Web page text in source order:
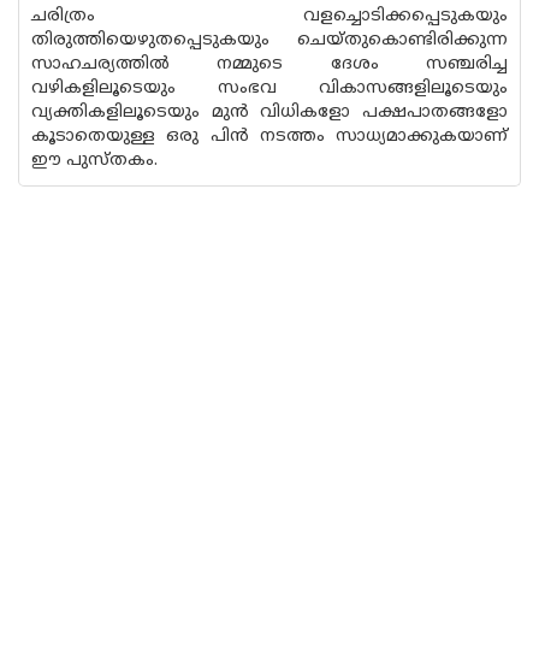
ചരിത്രം വളച്ചൊടിക്കപ്പെടുകയും
തിരുത്തിയെഴുതപ്പെടുകയും ചെയ്തുകൊണ്ടിരിക്കുന്ന
സാഹചര്യത്തില്‍ നമ്മുടെ ദേശം സഞ്ചരിച്ച
വഴികളിലൂടെയും സംഭവ വികാസങ്ങളിലൂടെയും
വ്യക്തികളിലൂടെയും മുന്‍ വിധികളോ പക്ഷപാതങ്ങളോ
കൂടാതെയുള്ള ഒരു പിന്‍ നടത്തം സാധ്യമാക്കുകയാണ്
ഈ പുസ്തകം.